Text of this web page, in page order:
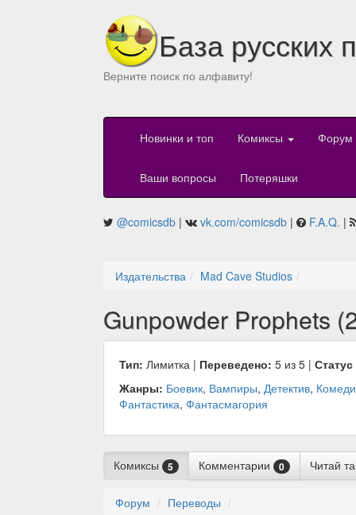
База русских
Верните поиск по алфавиту!
Новинки и топ Комиксы Форум
Ваши вопросы Потеряшки
@comicsdb | vk.com/comicsdb | F.A.Q. |
Издательства Mad Cave Studios
Gunpowder Prophets
Тип: Лимитка | Переведено: 5 из 5 |
Жанры: Боевик, Вампиры, Детектив,
Фантастика, Фантасмагория
Комиксы 5 Комментарии 0 Читай
Форум Переводы